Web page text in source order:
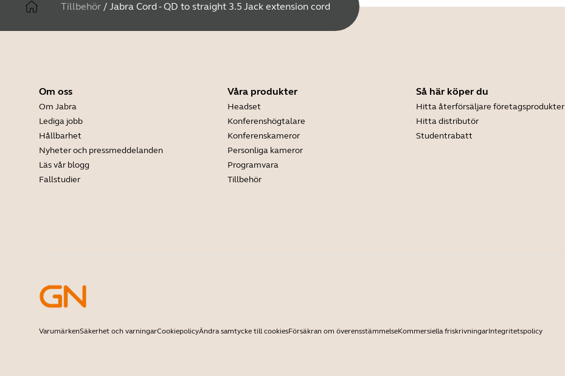
Tillbehör / Jabra Cord - QD to straight 3.5 Jack extension cord
Om oss
Om Jabra
Lediga jobb
Hållbarhet
Nyheter och pressmeddelanden
Läs vår blogg
Fallstudier
Våra produkter
Headset
Konferenshögtalare
Konferenskameror
Personliga kameror
Programvara
Tillbehör
Så här köper du
Hitta återförsäljare företagsprodukter
Hitta distributör
Studentrabatt
VarumärkenSäkerhet och varningarCookiepolicyÄndra samtycke till cookiesFörsäkran om överensstämmelseKommersiella friskrivningarIntegritetspolicy